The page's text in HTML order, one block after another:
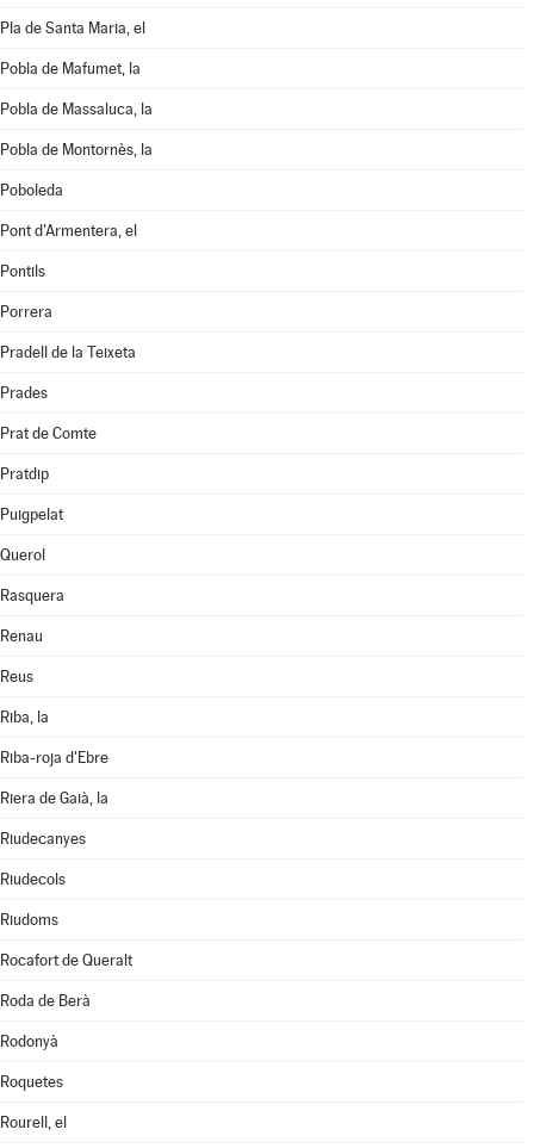
Pla de Santa Maria, el
Pobla de Mafumet, la
Pobla de Massaluca, la
Pobla de Montornès, la
Poboleda
Pont d'Armentera, el
Pontils
Porrera
Pradell de la Teixeta
Prades
Prat de Comte
Pratdip
Puigpelat
Querol
Rasquera
Renau
Reus
Riba, la
Riba-roja d'Ebre
Riera de Gaià, la
Riudecanyes
Riudecols
Riudoms
Rocafort de Queralt
Roda de Berà
Rodonyà
Roquetes
Rourell, el